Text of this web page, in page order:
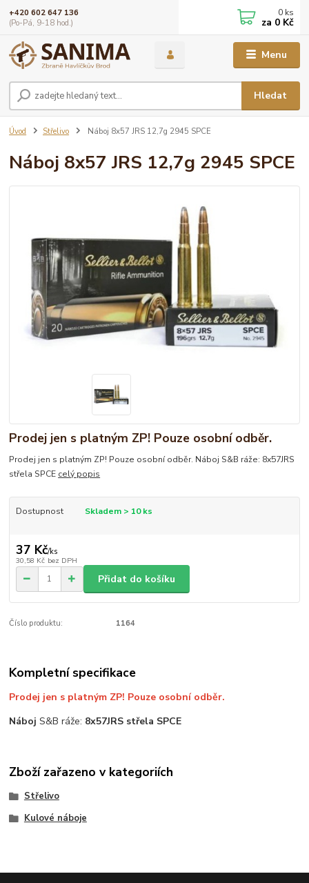
Menu
Hledat
+420 602 647 136
(Po-Pá, 9-18 hod.)
0 ks
za 0 Kč
Úvod Střelivo Náboj 8x57 JRS 12,7g 2945 SPCE
Náboj 8x57 JRS 12,7g 2945 SPCE
Prodej jen s platným ZP! Pouze osobní odběr.
Prodej jen s platným ZP! Pouze osobní odběr. Náboj S&B ráže: 8x57JRS
střela SPCE celý popis
Dostupnost Skladem > 10 ks
37 Kč/ks
30,58 Kč bez DPH
Přidat do košíku
Číslo produktu: 1164
Kompletní specifikace
Prodej jen s platným ZP! Pouze osobní odběr.
Náboj S&B ráže: 8x57JRS střela SPCE
Zboží zařazeno v kategoriích
Střelivo
Kulové náboje